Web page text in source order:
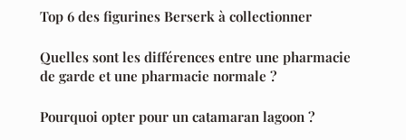
Top 6 des figurines Berserk à collectionner
Quelles sont les différences entre une pharmacie
de garde et une pharmacie normale ?
Pourquoi opter pour un catamaran lagoon ?